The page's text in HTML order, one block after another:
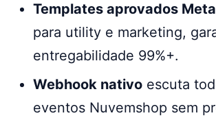
Templates aprovados Meta
para utility e marketing,
entregabilidade 99%+.
Webhook nativo escuta
eventos Nuvemshop sem